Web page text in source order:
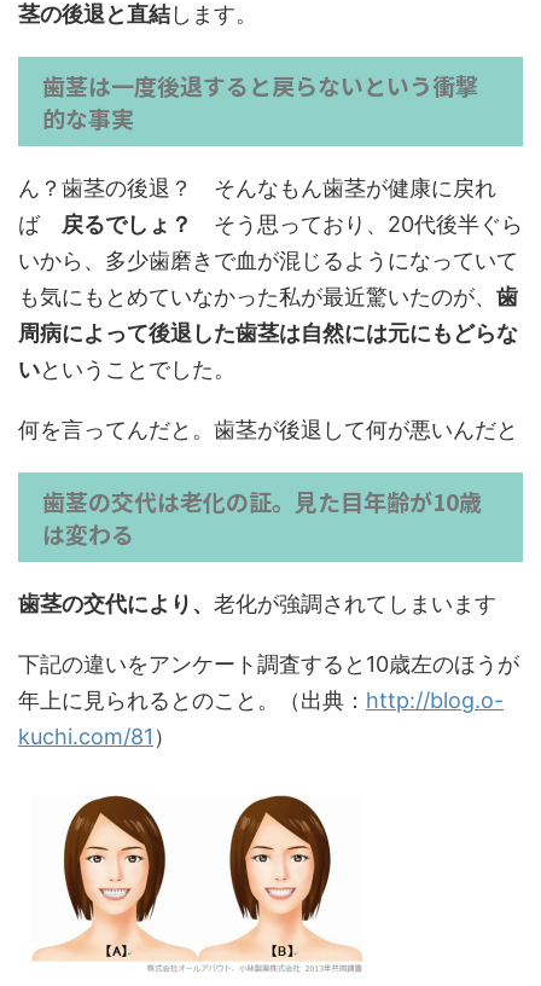
茎の後退と直結します。
歯茎は一度後退すると戻らないという衝撃
的な事実
ん？歯茎の後退？ そんなもん歯茎が健康に戻れ
ば 戻るでしょ？ そう思っており、20代後半ぐら
いから、多少歯磨きで血が混じるようになっていて
も気にもとめていなかった私が最近驚いたのが、 歯
周病によって後退した歯茎は自然には元にもどらな
いということでした。
何を言ってんだと。歯茎が後退して何が悪いんだと
歯茎の交代は老化の証。見た目年齢が10歳
は変わる
歯茎の交代により、 老化が強調されてしまいます
下記の違いをアンケート調査すると10歳左のほうが
年上に見られるとのこと。（出典： http://blog.o-
kuchi.com/81 ）